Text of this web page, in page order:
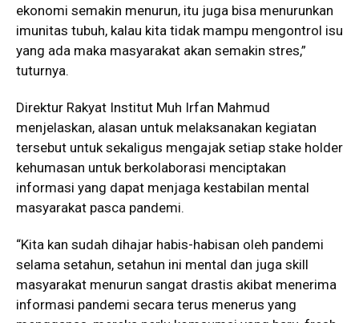
ekonomi semakin menurun, itu juga bisa menurunkan
imunitas tubuh, kalau kita tidak mampu mengontrol isu
yang ada maka masyarakat akan semakin stres,”
tuturnya.
Direktur Rakyat Institut Muh Irfan Mahmud
menjelaskan, alasan untuk melaksanakan kegiatan
tersebut untuk sekaligus mengajak setiap stake holder
kehumasan untuk berkolaborasi menciptakan
informasi yang dapat menjaga kestabilan mental
masyarakat pasca pandemi.
“Kita kan sudah dihajar habis-habisan oleh pandemi
selama setahun, setahun ini mental dan juga skill
masyarakat menurun sangat drastis akibat menerima
informasi pandemi secara terus menerus yang